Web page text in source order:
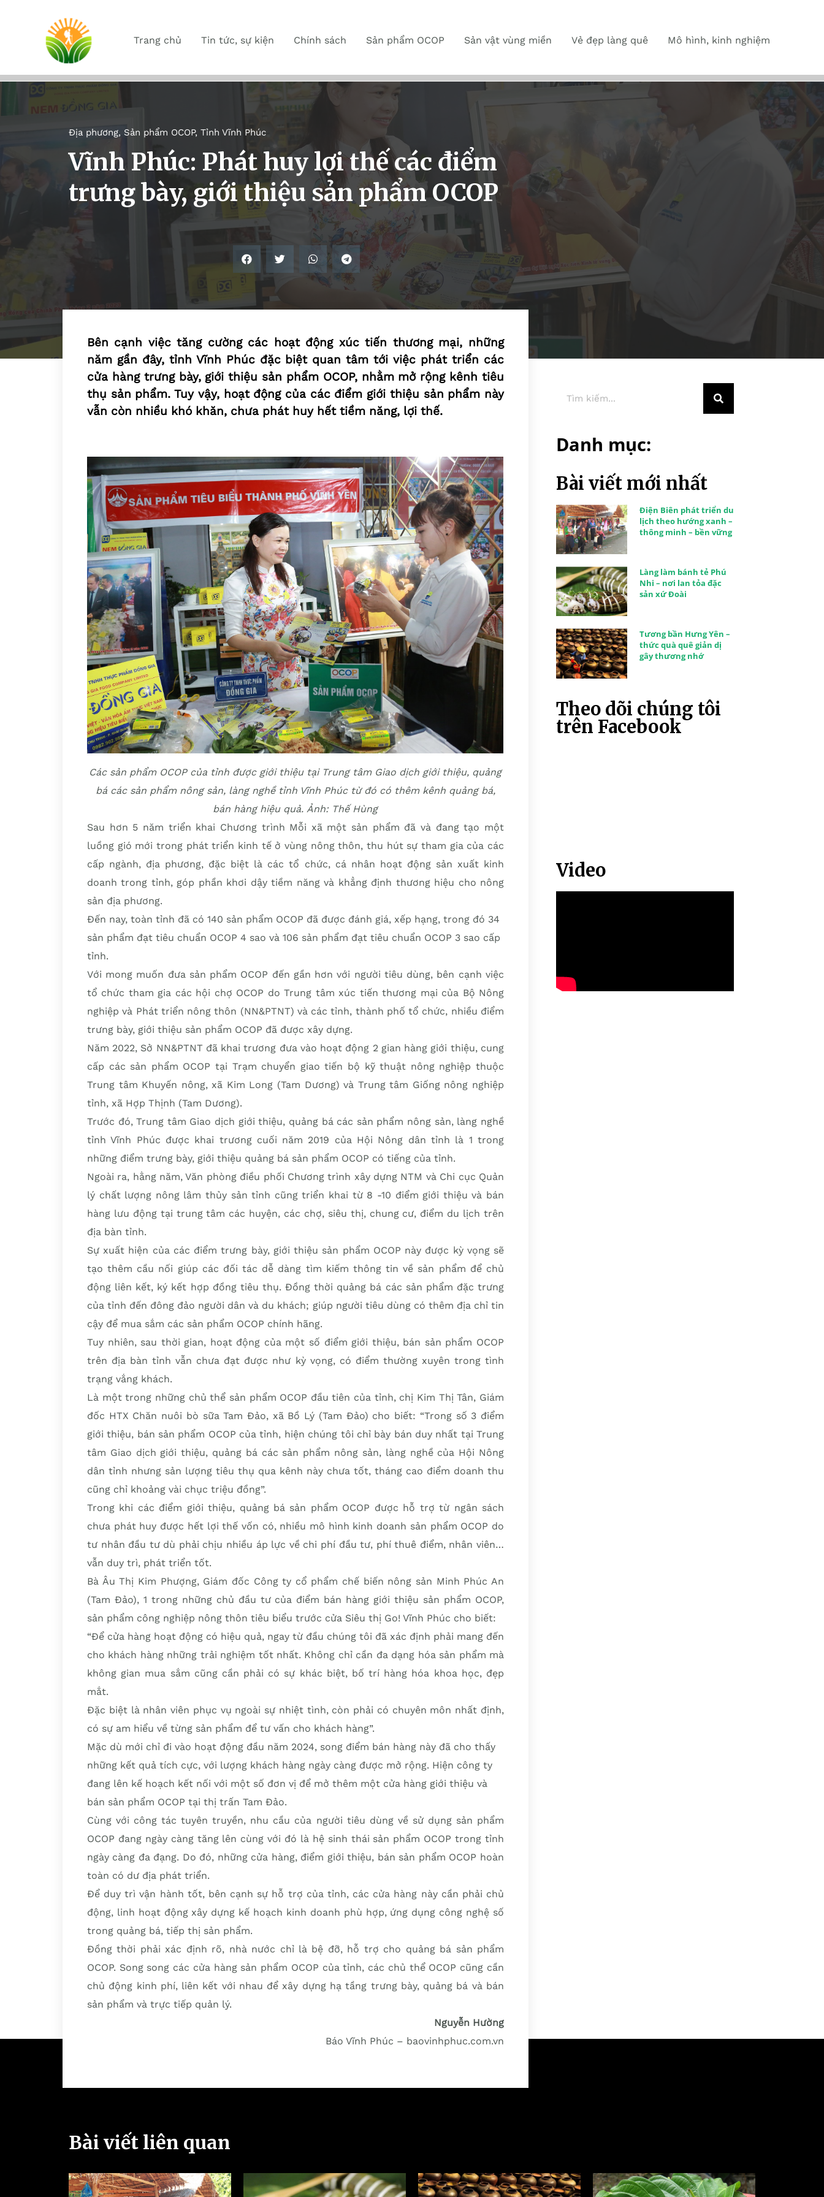
Trang chủ Tin tức, sự kiện Chính sách Sản phẩm OCOP Sản vật vùng miền Vẻ đẹp làng quê Mô hình, kinh nghiệm
Địa phương, Sản phẩm OCOP, Tỉnh Vĩnh Phúc
Vĩnh Phúc: Phát huy lợi thế các điểm
trưng bày, giới thiệu sản phẩm OCOP
Bên cạnh việc tăng cường các hoạt động xúc tiến thương mại, những
năm gần đây, tỉnh Vĩnh Phúc đặc biệt quan tâm tới việc phát triển các
cửa hàng trưng bày, giới thiệu sản phẩm OCOP, nhằm mở rộng kênh tiêu
thụ sản phẩm. Tuy vậy, hoạt động của các điểm giới thiệu sản phẩm này
vẫn còn nhiều khó khăn, chưa phát huy hết tiềm năng, lợi thế.
Các sản phẩm OCOP của tỉnh được giới thiệu tại Trung tâm Giao dịch giới thiệu, quảng
bá các sản phẩm nông sản, làng nghề tỉnh Vĩnh Phúc từ đó có thêm kênh quảng bá,
bán hàng hiệu quả. Ảnh: Thế Hùng
Sau hơn 5 năm triển khai Chương trình Mỗi xã một sản phẩm đã và đang tạo một
luồng gió mới trong phát triển kinh tế ở vùng nông thôn, thu hút sự tham gia của các
cấp ngành, địa phương, đặc biệt là các tổ chức, cá nhân hoạt động sản xuất kinh
doanh trong tỉnh, góp phần khơi dậy tiềm năng và khẳng định thương hiệu cho nông
sản địa phương.
Đến nay, toàn tỉnh đã có 140 sản phẩm OCOP đã được đánh giá, xếp hạng, trong đó 34
sản phẩm đạt tiêu chuẩn OCOP 4 sao và 106 sản phẩm đạt tiêu chuẩn OCOP 3 sao cấp
tỉnh.
Với mong muốn đưa sản phẩm OCOP đến gần hơn với người tiêu dùng, bên cạnh việc
tổ chức tham gia các hội chợ OCOP do Trung tâm xúc tiến thương mại của Bộ Nông
nghiệp và Phát triển nông thôn (NN&PTNT) và các tỉnh, thành phố tổ chức, nhiều điểm
trưng bày, giới thiệu sản phẩm OCOP đã được xây dựng.
Năm 2022, Sở NN&PTNT đã khai trương đưa vào hoạt động 2 gian hàng giới thiệu, cung
cấp các sản phẩm OCOP tại Trạm chuyển giao tiến bộ kỹ thuật nông nghiệp thuộc
Trung tâm Khuyến nông, xã Kim Long (Tam Dương) và Trung tâm Giống nông nghiệp
tỉnh, xã Hợp Thịnh (Tam Dương).
Trước đó, Trung tâm Giao dịch giới thiệu, quảng bá các sản phẩm nông sản, làng nghề
tỉnh Vĩnh Phúc được khai trương cuối năm 2019 của Hội Nông dân tỉnh là 1 trong
những điểm trưng bày, giới thiệu quảng bá sản phẩm OCOP có tiếng của tỉnh.
Ngoài ra, hằng năm, Văn phòng điều phối Chương trình xây dựng NTM và Chi cục Quản
lý chất lượng nông lâm thủy sản tỉnh cũng triển khai từ 8 -10 điểm giới thiệu và bán
hàng lưu động tại trung tâm các huyện, các chợ, siêu thị, chung cư, điểm du lịch trên
địa bàn tỉnh.
Sự xuất hiện của các điểm trưng bày, giới thiệu sản phẩm OCOP này được kỳ vọng sẽ
tạo thêm cầu nối giúp các đối tác dễ dàng tìm kiếm thông tin về sản phẩm để chủ
động liên kết, ký kết hợp đồng tiêu thụ. Đồng thời quảng bá các sản phẩm đặc trưng
của tỉnh đến đông đảo người dân và du khách; giúp người tiêu dùng có thêm địa chỉ tin
cậy để mua sắm các sản phẩm OCOP chính hãng.
Tuy nhiên, sau thời gian, hoạt động của một số điểm giới thiệu, bán sản phẩm OCOP
trên địa bàn tỉnh vẫn chưa đạt được như kỳ vọng, có điểm thường xuyên trong tình
trạng vắng khách.
Là một trong những chủ thể sản phẩm OCOP đầu tiên của tỉnh, chị Kim Thị Tân, Giám
đốc HTX Chăn nuôi bò sữa Tam Đảo, xã Bồ Lý (Tam Đảo) cho biết: “Trong số 3 điểm
giới thiệu, bán sản phẩm OCOP của tỉnh, hiện chúng tôi chỉ bày bán duy nhất tại Trung
tâm Giao dịch giới thiệu, quảng bá các sản phẩm nông sản, làng nghề của Hội Nông
dân tỉnh nhưng sản lượng tiêu thụ qua kênh này chưa tốt, tháng cao điểm doanh thu
cũng chỉ khoảng vài chục triệu đồng”.
Trong khi các điểm giới thiệu, quảng bá sản phẩm OCOP được hỗ trợ từ ngân sách
chưa phát huy được hết lợi thế vốn có, nhiều mô hình kinh doanh sản phẩm OCOP do
tư nhân đầu tư dù phải chịu nhiều áp lực về chi phí đầu tư, phí thuê điểm, nhân viên…
vẫn duy trì, phát triển tốt.
Bà Âu Thị Kim Phượng, Giám đốc Công ty cổ phẩm chế biến nông sản Minh Phúc An
(Tam Đảo), 1 trong những chủ đầu tư của điểm bán hàng giới thiệu sản phẩm OCOP,
sản phẩm công nghiệp nông thôn tiêu biểu trước cửa Siêu thị Go! Vĩnh Phúc cho biết:
“Để cửa hàng hoạt động có hiệu quả, ngay từ đầu chúng tôi đã xác định phải mang đến
cho khách hàng những trải nghiệm tốt nhất. Không chỉ cần đa dạng hóa sản phẩm mà
không gian mua sắm cũng cần phải có sự khác biệt, bố trí hàng hóa khoa học, đẹp
mắt.
Đặc biệt là nhân viên phục vụ ngoài sự nhiệt tình, còn phải có chuyên môn nhất định,
có sự am hiểu về từng sản phẩm để tư vấn cho khách hàng”.
Mặc dù mới chỉ đi vào hoạt động đầu năm 2024, song điểm bán hàng này đã cho thấy
những kết quả tích cực, với lượng khách hàng ngày càng được mở rộng. Hiện công ty
đang lên kế hoạch kết nối với một số đơn vị để mở thêm một cửa hàng giới thiệu và
bán sản phẩm OCOP tại thị trấn Tam Đảo.
Cùng với công tác tuyên truyền, nhu cầu của người tiêu dùng về sử dụng sản phẩm
OCOP đang ngày càng tăng lên cùng với đó là hệ sinh thái sản phẩm OCOP trong tỉnh
ngày càng đa đạng. Do đó, những cửa hàng, điểm giới thiệu, bán sản phẩm OCOP hoàn
toàn có dư địa phát triển.
Để duy trì vận hành tốt, bên cạnh sự hỗ trợ của tỉnh, các cửa hàng này cần phải chủ
động, linh hoạt động xây dựng kế hoạch kinh doanh phù hợp, ứng dụng công nghệ số
trong quảng bá, tiếp thị sản phẩm.
Đồng thời phải xác định rõ, nhà nước chỉ là bệ đỡ, hỗ trợ cho quảng bá sản phẩm
OCOP. Song song các cửa hàng sản phẩm OCOP của tỉnh, các chủ thể OCOP cũng cần
chủ động kinh phí, liên kết với nhau để xây dựng hạ tầng trưng bày, quảng bá và bán
sản phẩm và trực tiếp quản lý.
Nguyễn Hường
Báo Vĩnh Phúc – baovinhphuc.com.vn
Danh mục:
Bài viết mới nhất
Điện Biên phát triển du
lịch theo hướng xanh –
thông minh – bền vững
Làng làm bánh tẻ Phú
Nhi – nơi lan tỏa đặc
sản xứ Đoài
Tương bần Hưng Yên –
thức quà quê giản dị
gây thương nhớ
Theo dõi chúng tôi
trên Facebook
Video
Bài viết liên quan